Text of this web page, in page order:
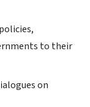
to their
on